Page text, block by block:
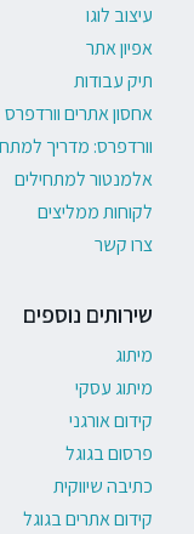
עיצוב לוגו
אפיון אתר
תיק עבודות
אחסון אתרים וורדפרס
וורדפרס: מדריך
אלמנטור למתחילים
לקוחות ממליצים
צרו קשר
שירותים נוספים
מיתוג
מיתוג עסקי
קידום אורגני
פרסום בגוגל
כתיבה שיווקית
קידום אתרים בגוגל